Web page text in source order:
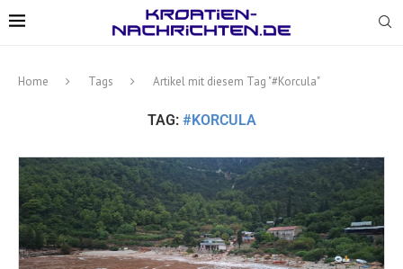
Home Tags Artikel mit diesem Tag "#Korcula"
TAG: #KORCULA